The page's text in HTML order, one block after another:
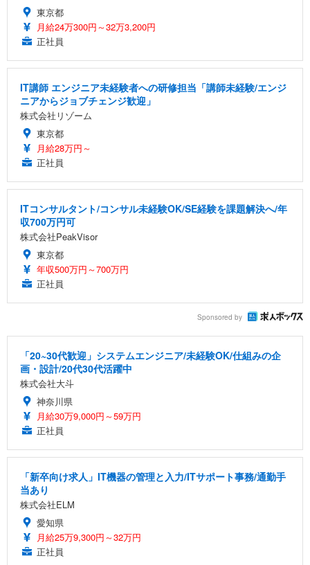
東京都
月給24万300円～32万3,200円
正社員
IT講師 エンジニア未経験者への研修担当「講師未経験/エンジ
ニアからジョブチェンジ歓迎」
株式会社リゾーム
東京都
月給28万円～
正社員
ITコンサルタント/コンサル未経験OK/SE経験を課題解決へ/年
収700万円可
株式会社PeakVisor
東京都
年収500万円～700万円
正社員
Sponsored by
「20~30代歓迎」システムエンジニア/未経験OK/仕組みの企
画・設計/20代30代活躍中
株式会社大斗
神奈川県
月給30万9,000円～59万円
正社員
「新卒向け求人」IT機器の管理と入力/ITサポート事務/通勤手
当あり
株式会社ELM
愛知県
月給25万9,300円～32万円
正社員